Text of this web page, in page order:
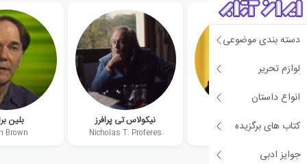
دسته بندی موضوعی
لوازم تحریر
انواع داستان
کتاب های برگزیده
جوایز ادبی
سامی صالحی ثابت
Sami Salehi
نیکولاس تی پرافرز
Nicholas T. Proferes
بلین
Brown